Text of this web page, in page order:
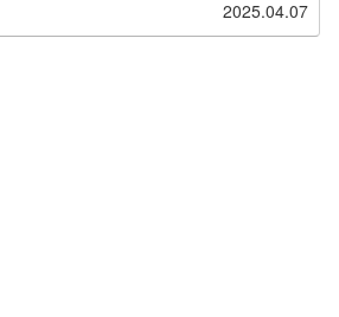
芝、東川口、青木、安行、朝日、前川、領家などが上位と
2025.04.07